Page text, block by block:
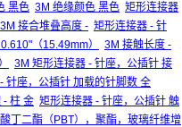
黑色 3M 绝缘颜色 黑色 矩形连接器
3M 接合堆叠高度 - 矩形连接器 - 针
（15.49mm）
3M 接触长度 -
3M 矩形连接器 - 针座，公插针 接
针座，公插针 加载的针脚数 全
- 柱 金 矩形连接器 - 针座，公插针 触
丁二酯（PBT），聚酯，玻璃纤维增